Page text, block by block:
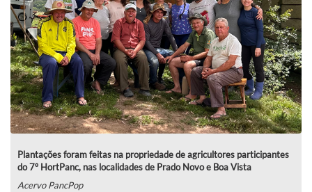
Plantações foram feitas na propriedade de agricultores participantes
do 7º HortPanc, nas localidades de Prado Novo e Boa Vista
Acervo PancPop